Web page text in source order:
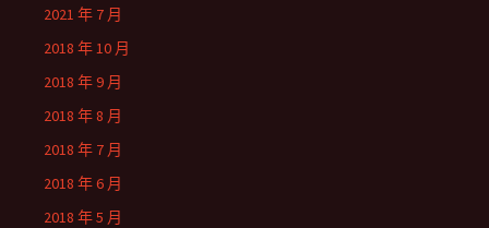
2021 年 7 月
2018 年 10 月
2018 年 9 月
2018 年 8 月
2018 年 7 月
2018 年 6 月
2018 年 5 月